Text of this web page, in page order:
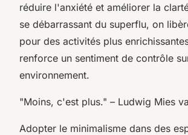
réduire l'anxiété et améliorer la
se débarrassant du superflu, on
pour des activités plus
renforce un sentiment de contrôle
environnement.
"Moins, c'est plus." – Ludwig Mies
Adopter le minimalisme dans des